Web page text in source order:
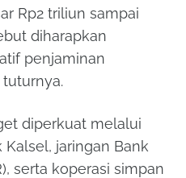
Rp2 triliun sampai
diharapkan
penjaminan
tuturnya.
diperkuat melalui
Kalsel, jaringan Bank
serta koperasi simpan